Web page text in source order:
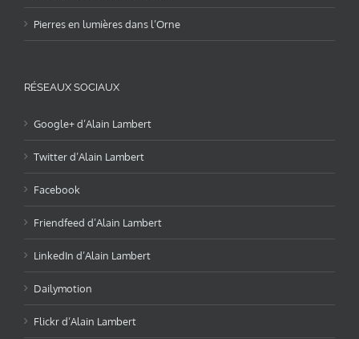
Pierres en lumières dans l’Orne
RÉSEAUX SOCIAUX
Google+ d’Alain Lambert
Twitter d’Alain Lambert
Facebook
Friendfeed d’Alain Lambert
LinkedIn d’Alain Lambert
Dailymotion
Flickr d’Alain Lambert